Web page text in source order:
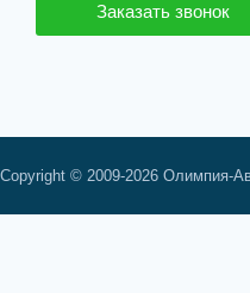
Заказать звонок
Copyright © 2009-2026 Олимпия-